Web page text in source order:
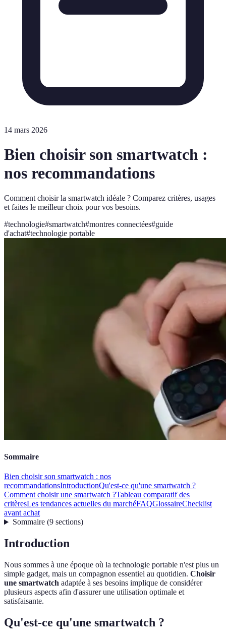
14 mars 2026
Bien choisir son smartwatch :
nos recommandations
Comment choisir la smartwatch idéale ? Comparez critères, usages
et faites le meilleur choix pour vos besoins.
#technologie#smartwatch#montres connectées#guide
d'achat#technologie portable
Sommaire
Bien choisir son smartwatch : nos
recommandationsIntroductionQu'est-ce qu'une smartwatch ?
Comment choisir une smartwatch ?Tableau comparatif des
critèresLes tendances actuelles du marchéFAQGlossaireChecklist
avant achat
Sommaire(9 sections)
Introduction
Nous sommes à une époque où la technologie portable n'est plus un
simple gadget, mais un compagnon essentiel au quotidien. Choisir
une smartwatch adaptée à ses besoins implique de considérer
plusieurs aspects afin d'assurer une utilisation optimale et
satisfaisante.
Qu'est-ce qu'une smartwatch ?